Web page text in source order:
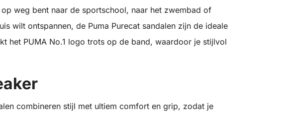
weg bent naar de sportschool, naar het zwembad of
wilt ontspannen, de Puma Purecat sandalen zijn de ideale
het PUMA No.1 logo trots op de band, waardoor je stijlvol
combineren stijl met ultiem comfort en grip, zodat je